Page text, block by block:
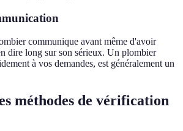
communique avant même d'avoir
dire long sur son sérieux. Un plombier
à vos demandes, est généralement un
méthodes de vérification